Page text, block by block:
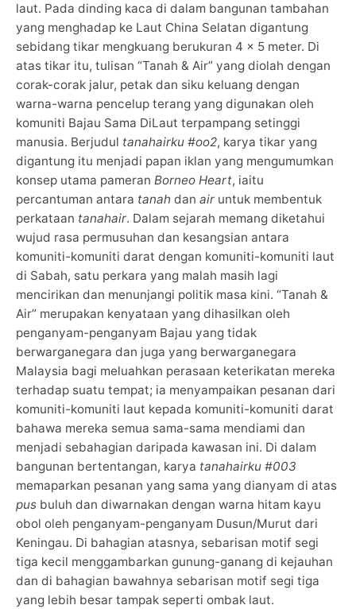
laut. Pada dinding kaca di dalam bangunan tambahan
yang menghadap ke Laut China Selatan digantung
sebidang tikar mengkuang berukuran 4 x 5 meter. Di
atas tikar itu, tulisan “Tanah & Air” yang diolah dengan
corak-corak jalur, petak dan siku keluang dengan
warna-warna pencelup terang yang digunakan oleh
komuniti Bajau Sama DiLaut terpampang setinggi
manusia. Berjudul tanahairku #oo2, karya tikar yang
digantung itu menjadi papan iklan yang mengumumkan
konsep utama pameran Borneo Heart, iaitu
percantuman antara tanah dan air untuk membentuk
perkataan tanahair. Dalam sejarah memang diketahui
wujud rasa permusuhan dan kesangsian antara
komuniti-komuniti darat dengan komuniti-komuniti laut
di Sabah, satu perkara yang malah masih lagi
mencirikan dan menunjangi politik masa kini. “Tanah &
Air” merupakan kenyataan yang dihasilkan oleh
penganyam-penganyam Bajau yang tidak
berwarganegara dan juga yang berwarganegara
Malaysia bagi meluahkan perasaan keterikatan mereka
terhadap suatu tempat; ia menyampaikan pesanan dari
komuniti-komuniti laut kepada komuniti-komuniti darat
bahawa mereka semua sama-sama mendiami dan
menjadi sebahagian daripada kawasan ini. Di dalam
bangunan bertentangan, karya tanahairku #003
memaparkan pesanan yang sama yang dianyam di atas
pus buluh dan diwarnakan dengan warna hitam kayu
obol oleh penganyam-penganyam Dusun/Murut dari
Keningau. Di bahagian atasnya, sebarisan motif segi
tiga kecil menggambarkan gunung-ganang di kejauhan
dan di bahagian bawahnya sebarisan motif segi tiga
yang lebih besar tampak seperti ombak laut.